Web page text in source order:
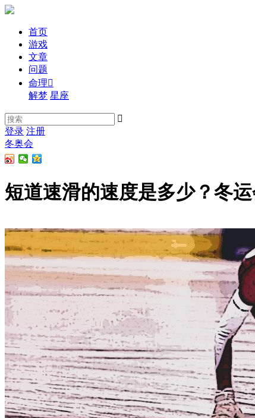
首页
游戏
文章
问题
命理
解梦 星座

登录 注册
冬奥会
短道速滑的速度是多少？冬